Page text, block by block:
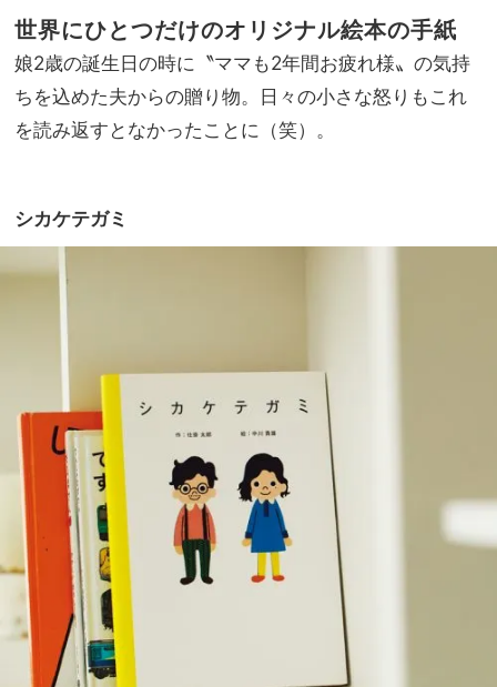
世界にひとつだけのオリジナル絵本の手紙
娘2歳の誕生日の時に〝ママも2年間お疲れ様〟の気持
ちを込めた夫からの贈り物。日々の小さな怒りもこれ
を読み返すとなかったことに（笑）。
シカケテガミ